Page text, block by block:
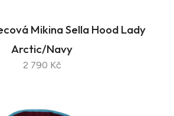
Mikina Sella Hood Lady
Arctic/Navy
2 790 Kč